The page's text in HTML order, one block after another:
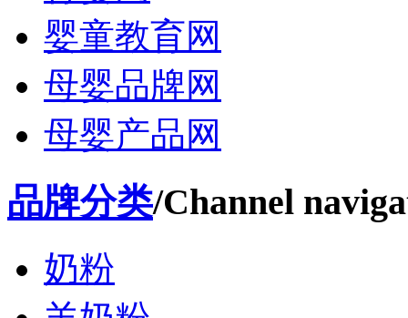
婴童教育网
母婴品牌网
母婴产品网
品牌分类/Channel
奶粉